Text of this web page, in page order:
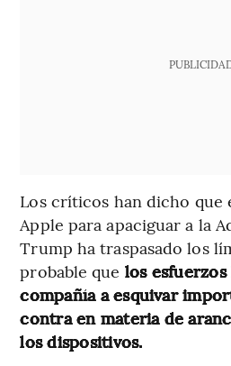
Los críticos han dicho que
Apple para apaciguar a la
Trump ha traspasado los
probable que los
compañía a esquivar
contra en materia de
los dispositivos.